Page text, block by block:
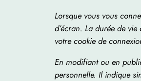
Lorsque vous vous
d’écran. La durée de
votre cookie de
En modifiant ou en
personnelle. Il indique